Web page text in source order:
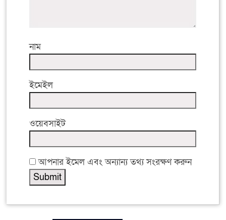
নাম
ইমেইল
ওয়েবসাইট
আপনার ইমেল এবং অন্যান্য তথ্য সংরক্ষণ করুন